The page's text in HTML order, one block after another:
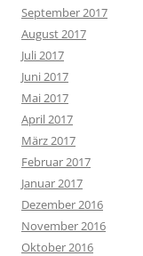
September 2017
August 2017
Juli 2017
Juni 2017
Mai 2017
April 2017
März 2017
Februar 2017
Januar 2017
Dezember 2016
November 2016
Oktober 2016